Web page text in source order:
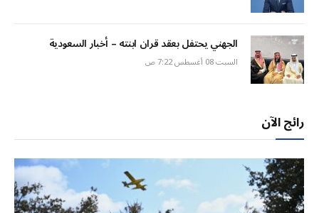
الجهني يحتفل بعقد قران ابنته – أخبار السعودية
السبت 08 أغسطس 7:22 ص
رائج الآن